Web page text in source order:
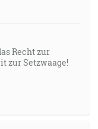
Recht zur
zur Setzwaage!